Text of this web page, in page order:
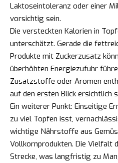
Laktoseintoleranz oder einer
vorsichtig sein.
Die versteckten Kalorien in
unterschätzt. Gerade die
Produkte mit Zuckerzusatz
überhöhten Energiezufuhr
Zusatzstoffe oder Aromen
auf den ersten Blick ersichtlich
Ein weiterer Punkt: Einseitige
zu viel Topfen isst,
wichtige Nährstoffe aus
Vollkornprodukten. Die Vielfalt
Strecke, was langfristig zu